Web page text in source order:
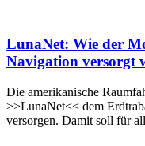
LunaNet: Wie der
Navigation versorgt
Die amerikanische
>>LunaNet<< dem
versorgen. Damit soll für